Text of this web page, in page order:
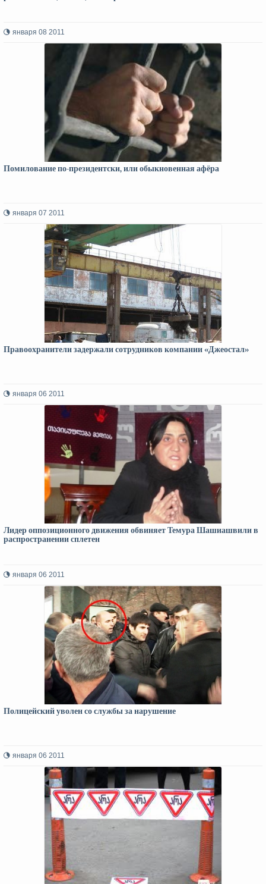
января 08 2011
Помилование по-президентски, или обыкновенная афёра
января 07 2011
Правоохранители задержали сотрудников компании «Джеостал»
января 06 2011
Лидер оппозиционного движения обвиняет Темура Шашиашвили в
распространении сплетен
января 06 2011
Полицейский уволен со службы за нарушение
января 06 2011